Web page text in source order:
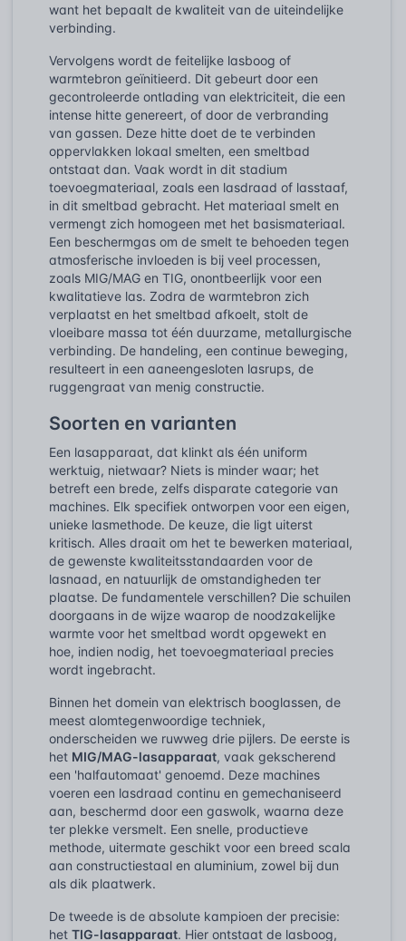
want het bepaalt de kwaliteit van de uiteindelijke
verbinding.
Vervolgens wordt de feitelijke lasboog of
warmtebron geïnitieerd. Dit gebeurt door een
gecontroleerde ontlading van elektriciteit, die een
intense hitte genereert, of door de verbranding
van gassen. Deze hitte doet de te verbinden
oppervlakken lokaal smelten, een smeltbad
ontstaat dan. Vaak wordt in dit stadium
toevoegmateriaal, zoals een lasdraad of lasstaaf,
in dit smeltbad gebracht. Het materiaal smelt en
vermengt zich homogeen met het basismateriaal.
Een beschermgas om de smelt te behoeden tegen
atmosferische invloeden is bij veel processen,
zoals MIG/MAG en TIG, onontbeerlijk voor een
kwalitatieve las. Zodra de warmtebron zich
verplaatst en het smeltbad afkoelt, stolt de
vloeibare massa tot één duurzame, metallurgische
verbinding. De handeling, een continue beweging,
resulteert in een aaneengesloten lasrups, de
ruggengraat van menig constructie.
Soorten en varianten
Een lasapparaat, dat klinkt als één uniform
werktuig, nietwaar? Niets is minder waar; het
betreft een brede, zelfs disparate categorie van
machines. Elk specifiek ontworpen voor een eigen,
unieke lasmethode. De keuze, die ligt uiterst
kritisch. Alles draait om het te bewerken materiaal,
de gewenste kwaliteitsstandaarden voor de
lasnaad, en natuurlijk de omstandigheden ter
plaatse. De fundamentele verschillen? Die schuilen
doorgaans in de wijze waarop de noodzakelijke
warmte voor het smeltbad wordt opgewekt en
hoe, indien nodig, het toevoegmateriaal precies
wordt ingebracht.
Binnen het domein van elektrisch booglassen, de
meest alomtegenwoordige techniek,
onderscheiden we ruwweg drie pijlers. De eerste is
het MIG/MAG-lasapparaat, vaak gekscherend
een 'halfautomaat' genoemd. Deze machines
voeren een lasdraad continu en gemechaniseerd
aan, beschermd door een gaswolk, waarna deze
ter plekke versmelt. Een snelle, productieve
methode, uitermate geschikt voor een breed scala
aan constructiestaal en aluminium, zowel bij dun
als dik plaatwerk.
De tweede is de absolute kampioen der precisie:
het TIG-lasapparaat. Hier ontstaat de lasboog,